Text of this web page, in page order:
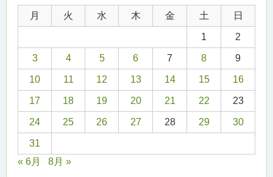
月 火 水 木 金 土 日
1 2
3 4 5 6 7 8 9
10 11 12 13 14 15 16
17 18 19 20 21 22 23
24 25 26 27 28 29 30
31
« 6月
8月 »